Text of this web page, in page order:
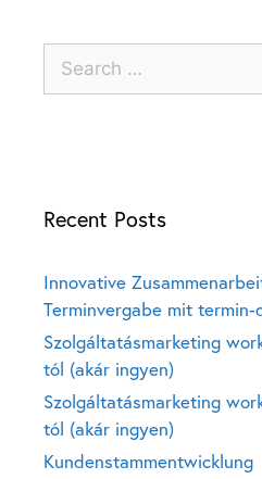
Recent Posts
Innovative
Terminvergabe mit
Szolgáltatásmarketing
tól (akár ingyen)
Szolgáltatásmarketing
tól (akár ingyen)
Kundenstammentwicklung